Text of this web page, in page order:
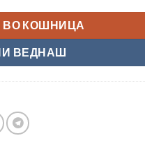
ВО КОШНИЦА
ВЕДНАШ